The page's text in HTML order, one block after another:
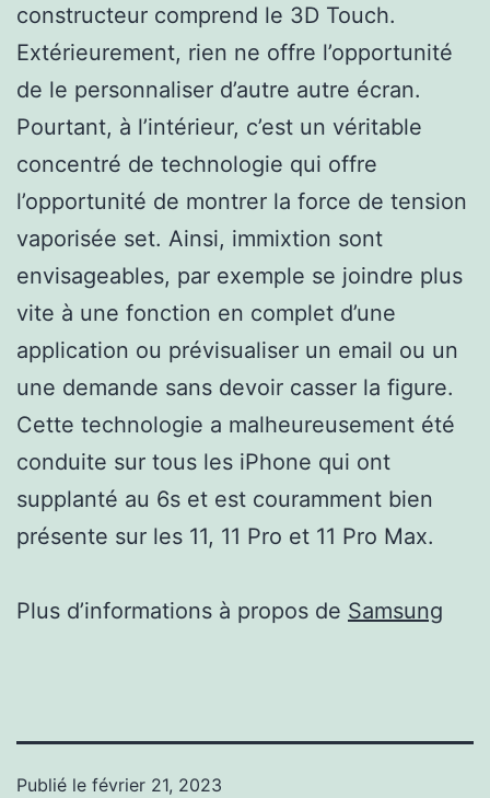
constructeur comprend le 3D Touch.
Extérieurement, rien ne offre l’opportunité
de le personnaliser d’autre autre écran.
Pourtant, à l’intérieur, c’est un véritable
concentré de technologie qui offre
l’opportunité de montrer la force de tension
vaporisée set. Ainsi, immixtion sont
envisageables, par exemple se joindre plus
vite à une fonction en complet d’une
application ou prévisualiser un email ou un
une demande sans devoir casser la figure.
Cette technologie a malheureusement été
conduite sur tous les iPhone qui ont
supplanté au 6s et est couramment bien
présente sur les 11, 11 Pro et 11 Pro Max.
Plus d’informations à propos de Samsung
Publié le février 21, 2023